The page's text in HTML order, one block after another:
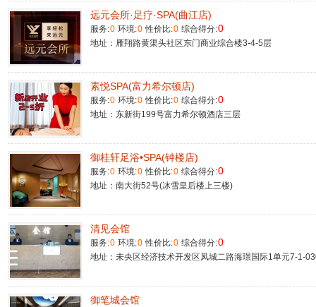
远元会所·足疗·SPA(曲江店)
服务:0 环境:0 性价比:0 综合得分:0
地址：雁翔路黄渠头社区东门商业综合楼3-4-5层
素悦SPA(富力希尔顿店)
服务:0 环境:0 性价比:0 综合得分:0
地址：东新街199号富力希尔顿酒店三层
御桂轩足浴•SPA(钟楼店)
服务:0 环境:0 性价比:0 综合得分:0
地址：南大街52号(冰雪皇后楼上三楼)
清见会馆
服务:0 环境:0 性价比:0 综合得分:0
地址：未央区经济技术开发区凤城二路海璟国际1单元7-1-
御笔城会馆